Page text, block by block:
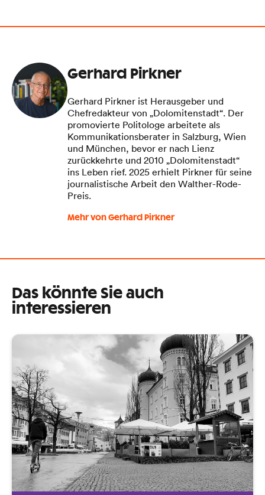
Gerhard Pirkner
Gerhard Pirkner ist Herausgeber und
Chefredakteur von „Dolomitenstadt“. Der
promovierte Politologe arbeitete als
Kommunikationsberater in Salzburg, Wien
und München, bevor er nach Lienz
zurückkehrte und 2010 „Dolomitenstadt“
ins Leben rief. 2025 erhielt Pirkner für seine
journalistische Arbeit den Walther-Rode-
Preis.
Mehr von Gerhard Pirkner
Das könnte Sie auch
interessieren